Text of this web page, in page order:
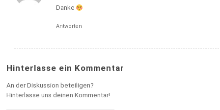
Danke
Antworten
Hinterlasse ein Kommentar
An der Diskussion beteiligen?
Hinterlasse uns deinen Kommentar!